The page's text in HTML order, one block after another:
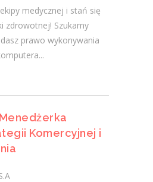
medycznej i stań się
zdrowotnej! Szukamy
prawo wykonywania
Komercyjnej i